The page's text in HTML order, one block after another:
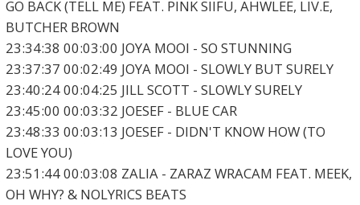
GO BACK (TELL ME) FEAT. PINK SIIFU, AHWLEE, LIV.E,
BUTCHER BROWN
23:34:38 00:03:00 JOYA MOOI - SO STUNNING
23:37:37 00:02:49 JOYA MOOI - SLOWLY BUT SURELY
23:40:24 00:04:25 JILL SCOTT - SLOWLY SURELY
23:45:00 00:03:32 JOESEF - BLUE CAR
23:48:33 00:03:13 JOESEF - DIDN'T KNOW HOW (TO
LOVE YOU)
23:51:44 00:03:08 ZALIA - ZARAZ WRACAM FEAT. MEEK,
OH WHY? & NOLYRICS BEATS